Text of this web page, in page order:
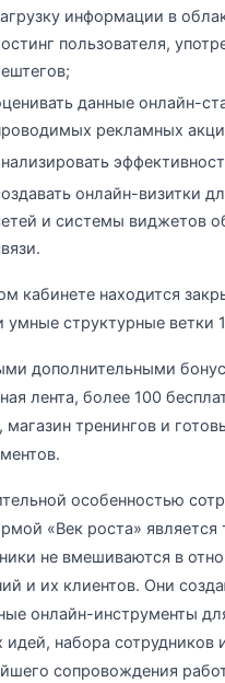
информации в
пользователя,
данные онлайн-
рекламных
онлайн-визитки
и системы виджетов
кабинете находится
умные структурные ветки
дополнительными
лента, более 100
магазин тренингов и
особенностью
«Век роста» является
не вмешиваются в
и их клиентов. Они
онлайн-инструменты
идей, набора сотрудников
сопровождения